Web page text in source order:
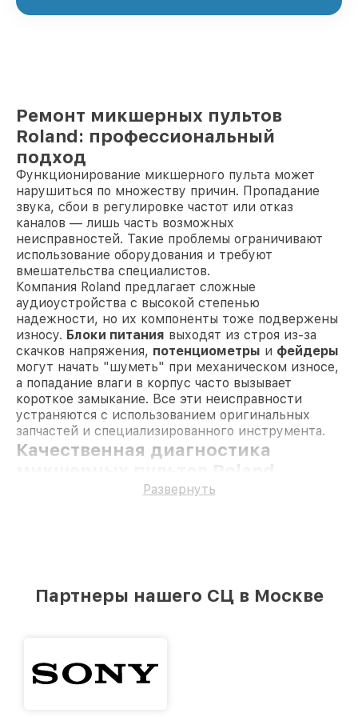
Ремонт микшерных пультов
Roland: профессиональный
подход
Функционирование микшерного пульта может
нарушиться по множеству причин. Пропадание
звука, сбои в регулировке частот или отказ
каналов — лишь часть возможных
неисправностей. Такие проблемы ограничивают
использование оборудования и требуют
вмешательства специалистов.
Компания Roland предлагает сложные
аудиоустройства с высокой степенью
надежности, но их компоненты тоже подвержены
износу. Блоки питания выходят из строя из-за
скачков напряжения, потенциометры и фейдеры
могут начать "шуметь" при механическом износе,
а попадание влаги в корпус часто вызывает
короткое замыкание. Все эти неисправности
устраняются с использованием оригинальных
запчастей и специализированного инструмента.
Качественная диагностика
микшерных пультов Roland
Проверка устройства — первый этап работы.
фейдеровна плавность хода и отсутствие
воздействия влаги.
В результате диагностики мы выявляем причину и
Развернуть
Партнеры нашего СЦ в Москве